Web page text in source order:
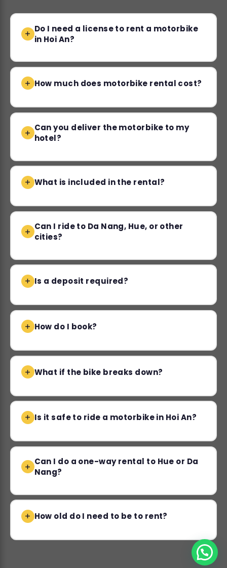
Do I need a license to rent a motorbike
in Hoi An?
How much does motorbike rental cost?
Can you deliver the motorbike to my
hotel?
What is included in the rental?
Can I ride to Da Nang, Hue, or other
cities?
Is a deposit required?
How do I book?
What if the bike breaks down?
Is it safe to ride a motorbike in Hoi An?
Can I do a one-way rental to Hue or Da
Nang?
How old do I need to be to rent?